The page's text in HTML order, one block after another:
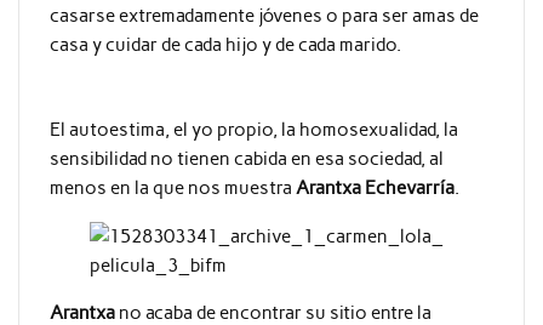
casarse extremadamente jóvenes o para ser amas de
casa y cuidar de cada hijo y de cada marido.
El autoestima, el yo propio, la homosexualidad, la
sensibilidad no tienen cabida en esa sociedad, al
menos en la que nos muestra Arantxa Echevarría.
Arantxano acaba de encontrar su sitio entre la